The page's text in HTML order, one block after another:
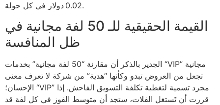
0.02 دولار في كل جولة.
القيمة الحقيقية للـ 50 لفة مجانية في
ظل المنافسة
الجدير بالذكر أن مقارنة “50 لفة مجانية” بخدمات “VIP” مجانية
تجعل من العروض تبدو وكأنها “هدية” من شركة لا تعرف معنى
الإحسان؛ “VIP” مجرد تسمية لتغطية تكلفة التسويق الفاحش. إذا
قررت أن تَستغل الفلات، ستجد أن متوسط الفوز في كل لفة قد